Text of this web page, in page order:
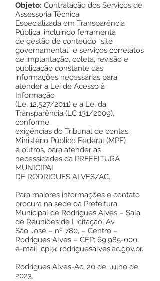
Objeto: Contratação dos Serviços de
Assessoria Técnica
Especializada em Transparência
Pública, incluindo ferramenta
de gestão de conteúdo “site
governamental” e serviços correlatos
de implantação, coleta, revisão e
publicação constante das
informações necessárias para
atender a Lei de Acesso à
Informação
(Lei 12.527/2011) e a Lei da
Transparência (LC 131/2009),
conforme
exigências do Tribunal de contas,
Ministério Público Federal (MPF)
e outros, para atender as
necessidades da PREFEITURA
MUNICIPAL
DE RODRIGUES ALVES/AC.
Para maiores informações e contato
procura na sede da Prefeitura
Municipal de Rodrigues Alves – Sala
de Reuniões de Licitação, Av.
São José – nº 780, – Centro –
Rodrigues Alves – CEP: 69.985-000,
e-mail: cpl@ rodriguesalves.ac.gov.br.
Rodrigues Alves-Ac, 20 de Julho de
2023.